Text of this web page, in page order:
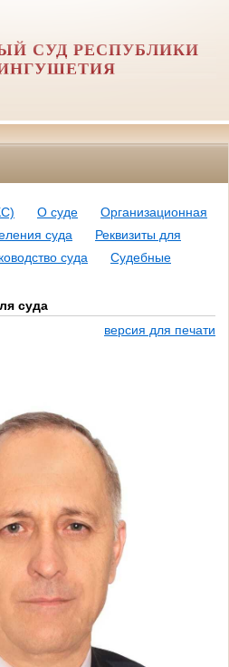
СУД РЕСПУБЛИКИ
О суде
Организационная
суда
Реквизиты для
суда
Судебные
суда
версия для печати